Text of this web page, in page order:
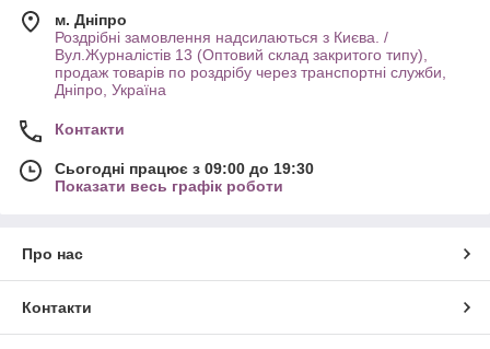
м. Дніпро
Роздрібні замовлення надсилаються з Києва. /
Вул.Журналістів 13 (Оптовий склад закритого типу),
продаж товарів по роздрібу через транспортні служби,
Дніпро, Україна
Контакти
Сьогодні працює з 09:00 до 19:30
Показати весь графік роботи
Про нас
Контакти